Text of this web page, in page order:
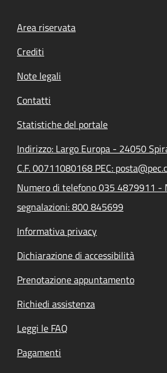
Footer menu
Area riservata
Crediti
Note legali
Contatti
Statistiche del portale
Indirizzo: Largo Europa - 24050
C.F. 00711080168 PEC:
Numero di telefono 035 4879911 -
segnalazioni: 800 845699
Informativa privacy
Dichiarazione di accessibilità
Prenotazione appuntamento
Richiedi assistenza
Leggi le FAQ
Pagamenti